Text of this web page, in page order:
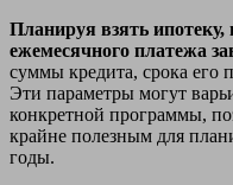
Планируя взять
ежемесячного платежа
суммы кредита, срока его
Эти параметры могут
конкретной программы,
крайне полезным для
годы.